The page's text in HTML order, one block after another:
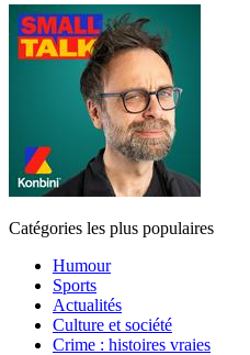
Catégories les plus populaires
Humour
Sports
Actualités
Culture et société
Crime : histoires vraies